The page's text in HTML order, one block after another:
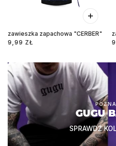
zawieszka zapachowa "CERBER"
9,99 ZŁ
GUGU
SPRAWDŹ